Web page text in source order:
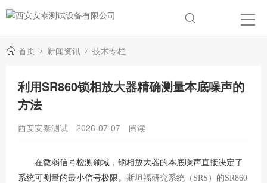
首页 新闻资讯 技术专栏
利用SR860锁相放大器精确测量本底噪声的
方法
西安安泰测试 2026-07-07 阅读
在微弱信号检测领域，锁相放大器的本底噪声直接决定了
系统可测量的最小信号极限。 斯坦福研究系统（ SRS）的SR860